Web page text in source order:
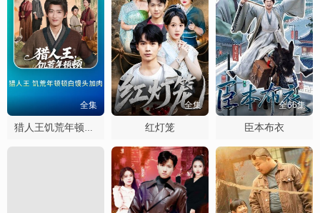
全集
猎人王饥荒年顿顿白馒头加肉
全集
红灯笼
全66集
臣本布衣